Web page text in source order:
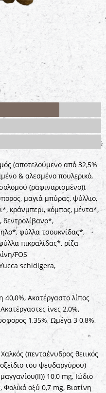
(αποτελούμενο από 32,5%
& αλεσμένο πουλερικό,
(ραφιναρισμένο)),
μαγιά μπύρας, ψύλλιο,
κράνμπερι, κόμπος, μέντα*,
δεντρολίβανο*,
φύλλα τσουκνίδας*,
πικραλίδας*, ρίζα
FOS
schidigera,
40,0%, Ακατέργαστο λίπος
ίνες 2,0%,
1,35%, Ωμέγα 3 0,8%,
(πενταένυδρος θειικός
του ψευδαργύρου)
10,0 mg, Ιώδιο
οξύ 0,7 mg, Βιοτίνη